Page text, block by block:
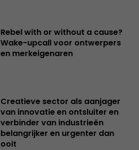
Rebel with or without a cause?
Wake-upcall voor ontwerpers
en merkeigenaren
Creatieve sector als aanjager
van innovatie en ontsluiter en
verbinder van industrieën
belangrijker en urgenter dan
ooit